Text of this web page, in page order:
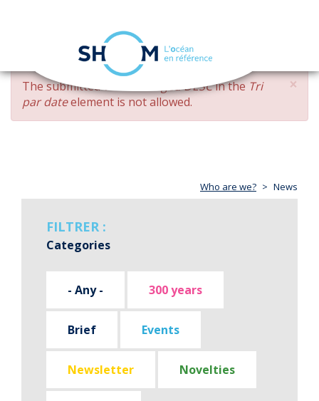
Skip
main
content
navigation
×
ERROR
MESSAGE
The submitted value changed DESCin the Tri
par dateelement is not allowed.
Who are we? News
FILTRER :
Categories
- Any - 300 years
Brief Events
Newsletter Novelties